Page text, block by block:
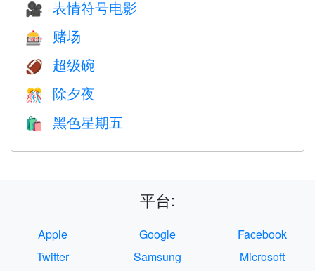
🎥 表情符号电影
🎰 赌场
🏈 超级碗
🎊 除夕夜
🛍 黑色星期五
平台:
Apple Google
Facebook
Twitter
Samsung
Microsoft